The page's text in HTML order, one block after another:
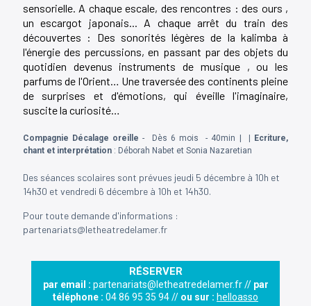
sensorielle. A chaque escale, des rencontres : des ours ,
un escargot japonais... A chaque arrêt du train des
découvertes : Des sonorités légères de la kalimba à
l'énergie des percussions, en passant par des objets du
quotidien devenus instruments de musique , ou les
parfums de l'Orient… Une traversée des continents pleine
de surprises et d'émotions, qui éveille l'imaginaire,
suscite la curiosité…
Compagnie Décalage oreille - Dès 6 mois - 40min |
| Ecriture,
chant et interprétation : Déborah Nabet et Sonia Nazaretian
Des séances scolaires sont prévues jeudi 5 décembre à 10h et
14h30 et vendredi 6 décembre à 10h et 14h30.
Pour toute demande d'informations :
partenariats@letheatredelamer.fr
RÉSERVER
par email : partenariats@letheatredelamer.fr // par
téléphone : 04 86 95 35 94 // ou sur : helloasso